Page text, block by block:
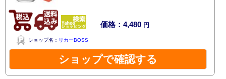
価格：4,480 円
ショップ名： リカーBOSS
ショップで確認する